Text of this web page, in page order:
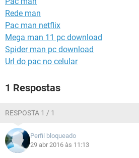
GUIA DE COMPRAS
Rede man
Pac man netflix
Mega man 11 pc download
Spider man pc download
Url do pac no celular
1 Respostas
RESPOSTA 1 / 1
Perfil bloqueado
29 abr 2016 às 11:13